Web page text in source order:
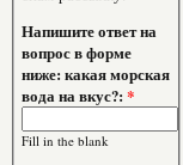
Напишите ответ на
вопрос в форме
ниже: какая морская
вода на вкус?:*
Fill in the blank